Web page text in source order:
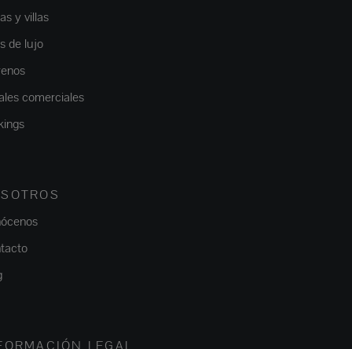
y villas
de lujo
comerciales
LEGAL